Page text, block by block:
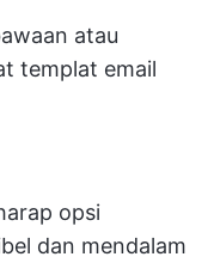
atau
templat email
opsi
dan mendalam